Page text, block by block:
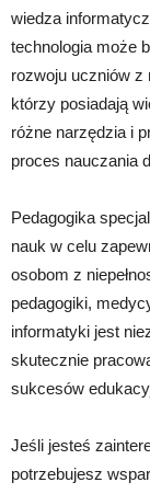
wiedza
technologia może
rozwoju uczniów z
którzy posiadają
różne narzędzia i
proces nauczania
Pedagogika
nauk w celu
osobom z
pedagogiki,
informatyki jest
skutecznie
sukcesów
Jeśli jesteś
potrzebujesz